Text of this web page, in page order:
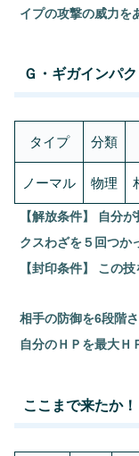
イプの攻撃の威力を
Ｇ・ギガインパ
タイプ 分類
ノーマル 物理
【解放条件】 自分
クスわざを５回つか
【封印条件】 この
相手の防御を6段階
自分のＨＰを最大Ｈ
ここまで来たか